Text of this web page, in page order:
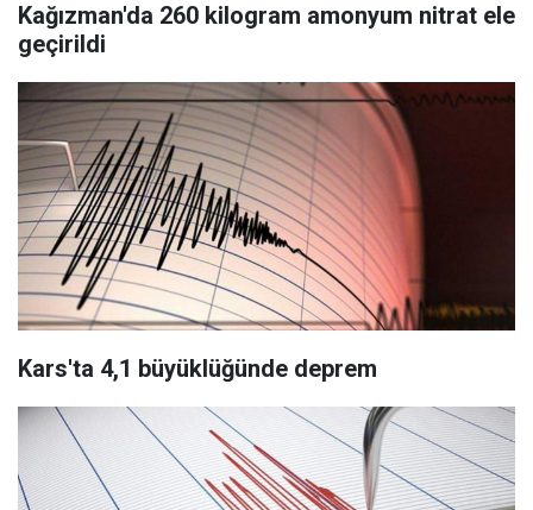
Kağızman'da 260 kilogram amonyum nitrat ele
geçirildi
Kars'ta 4,1 büyüklüğünde deprem